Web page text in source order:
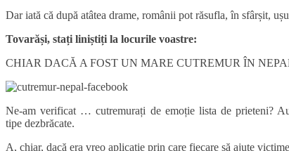
Dar iată că după atâtea drame, românii pot răsufla, în sfârșit,
Tovarăși, stați liniștiți la locurile voastre:
CHIAR DACĂ A FOST UN MARE CUTREMUR ÎN
Ne-am verificat … cutremurați de emoție lista de prieteni?
tipe dezbrăcate.
A, chiar, dacă era vreo aplicație prin care fiecare să ajute